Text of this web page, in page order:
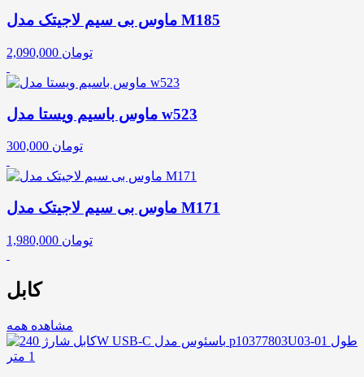
ماوس بی سیم لاجیتک مدل M185
2,090,000 تومان
ماوس باسیم ویستا مدل w523
300,000 تومان
ماوس بی سیم لاجیتک مدل M171
1,980,000 تومان
کابل
مشاهده همه